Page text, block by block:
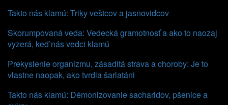
Takto nás klamú: Triky veštcov a jasnovidcov
Skorumpovaná veda: Vedecká gramotnosť a ako to naozaj
vyzerá, keď nás vedci klamú
Prekyslenie organizmu, zásaditá strava a choroby: Je to
vlastne naopak, ako tvrdia šarlatáni
Takto nás klamú: Démonizovanie sacharidov, pšenice a